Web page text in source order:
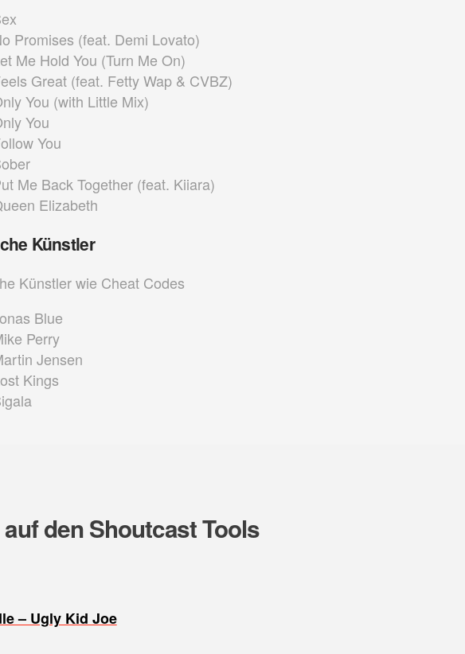
Promises (feat. Demi Lovato)
Me Hold You (Turn Me On)
Great (feat. Fetty Wap & CVBZ)
You (with Little Mix)
You
You
Me Back Together (feat. Kiiara)
Elizabeth
Künstler
Künstler wie Cheat Codes
Blue
Perry
Jensen
Kings
den Shoutcast Tools
– Ugly Kid Joe